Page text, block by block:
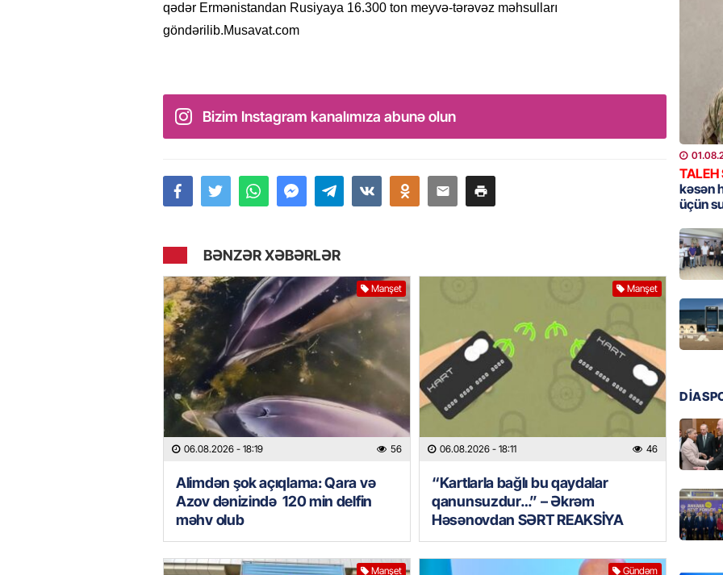
qədər Ermənistandan Rusiyaya 16.300 ton meyvə-tərəvəz məhsulları
göndərilib.Musavat.com
Bizim Instagram kanalımıza abunə olun
BƏNZƏR XƏBƏRLƏR
Manşet
06.08.2026 - 18:19 56
Alimdən şok açıqlama: Qara və
Azov dənizində 120 min delfin
məhv olub
Manşet
06.08.2026 - 18:11 46
“Kartlarla bağlı bu qaydalar
qanunsuzdur…” – Əkrəm
Həsənovdan SƏRT REAKSİYA
Manşet Gündəm
GÜNDƏM
HADISƏ
DÜNYA
neft
REKLAM
edin,
edin
TALEH
kəsən
üçün